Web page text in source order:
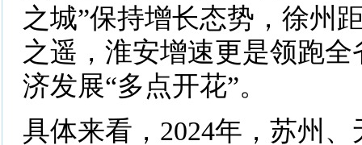
之城”保持增长态势，徐州
之遥，淮安增速更是领跑
济发展“多点开花”。
具体来看，2024年，苏州